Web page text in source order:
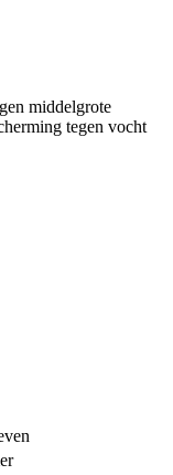
middelgrote
tegen vocht